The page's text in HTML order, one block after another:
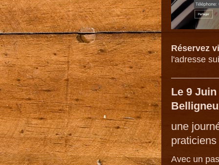
Réservez
l'adresse
Le 9
une
Avec un